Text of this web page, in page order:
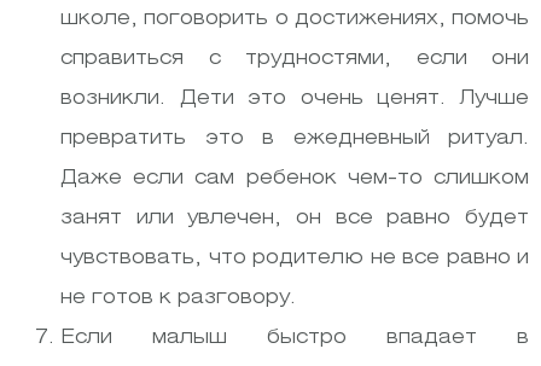
школе, поговорить о достижениях, помочь
справиться с трудностями, если они
возникли. Дети это очень ценят. Лучше
превратить это в ежедневный ритуал.
Даже если сам ребенок чем-то слишком
занят или увлечен, он все равно будет
чувствовать, что родителю не все равно и
не готов к разговору.
Если малыш быстро впадает в